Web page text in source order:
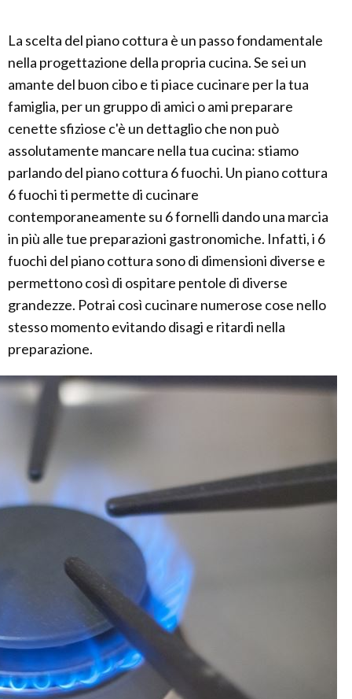
La scelta del piano cottura è un passo fondamentale
nella progettazione della propria cucina. Se sei un
amante del buon cibo e ti piace cucinare per la tua
famiglia, per un gruppo di amici o ami preparare
cenette sfiziose c'è un dettaglio che non può
assolutamente mancare nella tua cucina: stiamo
parlando del piano cottura 6 fuochi. Un piano cottura
6 fuochi ti permette di cucinare
contemporaneamente su 6 fornelli dando una marcia
in più alle tue preparazioni gastronomiche. Infatti, i 6
fuochi del piano cottura sono di dimensioni diverse e
permettono così di ospitare pentole di diverse
grandezze. Potrai così cucinare numerose cose nello
stesso momento evitando disagi e ritardi nella
preparazione.